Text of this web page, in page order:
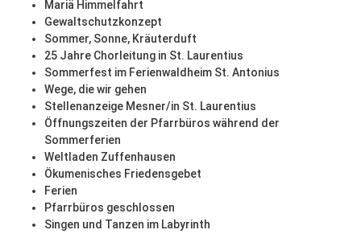
Mariä Himmelfahrt
Gewaltschutzkonzept
Sommer, Sonne, Kräuterduft
25 Jahre Chorleitung in St. Laurentius
Sommerfest im Ferienwaldheim St. Antonius
Wege, die wir gehen
Stellenanzeige Mesner/in St. Laurentius
Öffnungszeiten der Pfarrbüros während der
Sommerferien
Weltladen Zuffenhausen
Ökumenisches Friedensgebet
Ferien
Pfarrbüros geschlossen
Singen und Tanzen im Labyrinth